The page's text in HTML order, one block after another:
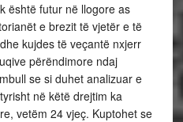
është futur në llogore as
e brezit të vjetër e të
kujdes të veçantë nxjerr
përëndimore ndaj
se si duhet analizuar e
në këtë drejtim ka
vetëm 24 vjeç. Kuptohet se